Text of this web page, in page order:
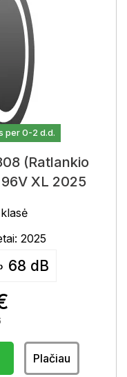
per 0-2 d.d.
(Ratlankio
XL 2025
2025
68 dB
Plačiau